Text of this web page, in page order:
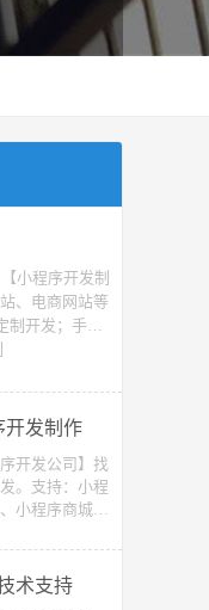
小程序开发制
、电商网站等
制开发；手机
开发制作
序开发公司】找
。支持：小程
小程序商城开
发制作。获取
程、小程序开
联系我们
术支持